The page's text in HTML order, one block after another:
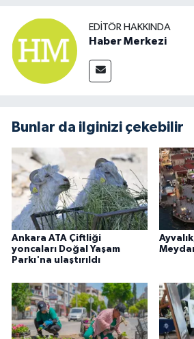
EDITÖR HAKKINDA
Haber Merkezi
Bunlar da ilginizi çekebilir
Ankara ATA Çiftliği
yoncaları Doğal Yaşam
Parkı'na ulaştırıldı